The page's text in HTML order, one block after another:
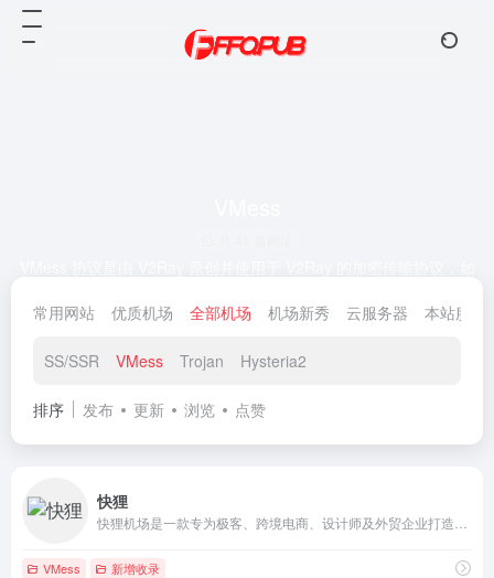
V2Ray 上客户端与服务器的通信主要是通过 VMess 协议通信。
数据传输协议。
常用网站 优质机场 全部机场 机场新秀 云服务器 本站服务
SS/SSR VMess Trojan Hysteria2
排序 发布 更新 浏览 点赞
快狸
VMess 新增收录